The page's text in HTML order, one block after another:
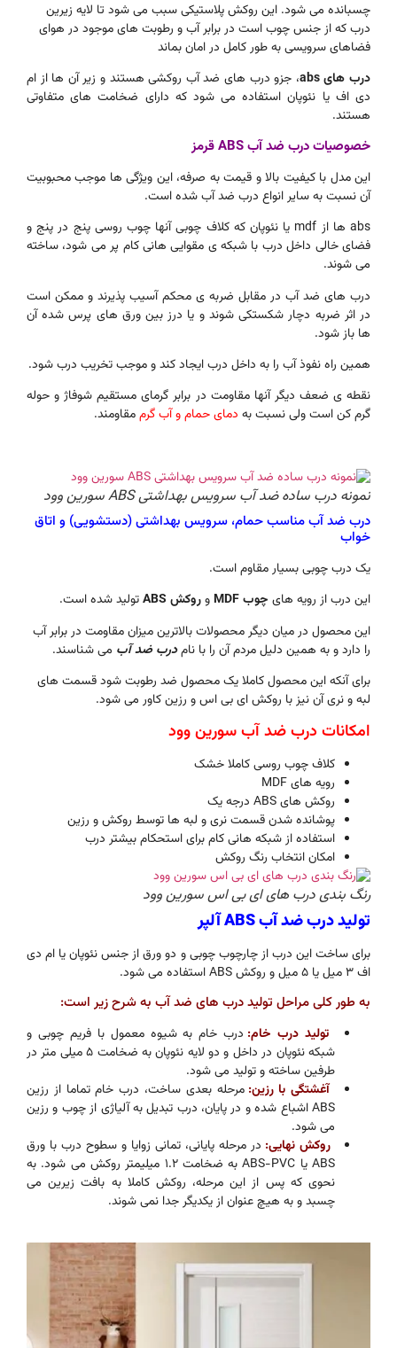
چسبانده می شود. این روکش پلاستیکی سبب می شود تا لایه زیرین
درب که از جنس چوب است در برابر آب و رطوبت های موجود در هوای
فضاهای سرویسی به طور کامل در امان بماند
درب های abs
، جزو درب های ضد آب روکشی هستند و زیر آن ها از ام
دی اف یا نئوپان استفاده می شود که دارای ضخامت های متفاوتی
هستند.
خصوصیات درب ضد آب ABS قرمز
این مدل با کیفیت بالا و قیمت به صرفه، این ویژگی ها موجب محبوبیت
آن نسبت به سایر انواع درب ضد آب شده است.
abs ها از mdf یا نئوپان که کلاف چوبی آنها چوب روسی پنج در پنج و
فضای خالی داخل درب با شبکه ی مقوایی هانی کام پر می شود، ساخته
می شوند.
درب های ضد آب در مقابل ضربه ی محکم آسیب پذیرند و ممکن است
در اثر ضربه دچار شکستکی شوند و یا درز بین ورق های پرس شده آن
ها باز شود.
همین راه نفوذ آب را به داخل درب ایجاد کند و موجب تخریب درب شود.
نقطه ی ضعف دیگر آنها مقاومت در برابر گرمای مستقیم شوفاژ و حوله
گرم کن است ولی نسبت به دمای حمام و آب گرممقاومند.
نمونه درب ساده ضد آب سرویس بهداشتی ABS سورین وود
درب ضد آب مناسب حمام، سرویس بهداشتی (دستشویی) و اتاق
خواب
یک درب چوبی بسیار مقاوم است.
این درب از رویه های چوب MDF وروکش ABS
تولید شده است.
این محصول در میان دیگر محصولات بالاترین میزان مقاومت در برابر آب
را دارد و به همین دلیل مردم آن را با نامدرب ضد آب می شناسند.
برای آنکه این محصول کاملا یک محصول ضد رطوبت شود قسمت های
لبه و نری آن نیز با روکش ای بی اس و رزین کاور می شود.
امکانات درب ضد آب سورین وود
کلاف چوب روسی کاملا خشک
رویه های MDF
روکش های ABS درجه یک
پوشانده شدن قسمت نری و لبه ها توسط روکش و رزین
استفاده از شبکه هانی کام برای استحکام بیشتر درب
امکان انتخاب رنگ روکش
رنگ بندی درب های ای بی اس سورین وود
تولید درب ضد آب ABS آلپر
برای ساخت این درب از چارچوب چوبی و دو ورق از جنس نئوپان یا ام دی
اف ۳ میل یا ۵ میل و روکش ABS استفاده می شود.
به طور کلی مراحل تولید درب های ضد آب به شرح زیر است:
تولید درب خام: درب خام به شیوه معمول با فریم چوبی و
شبکه نئوپان در داخل و دو لایه نئوپان به ضخامت ۵ میلی متر در
طرفین ساخته و تولید می شود.
آغشتگی با رزین: مرحله بعدی ساخت، درب خام تماما از رزین
ABS اشباع شده و در پایان، درب تبدیل به آلیاژی از چوب و رزین
می شود.
روکش نهایی: در مرحله پایانی، تمانی زوایا و سطوح درب با ورق
ABS یا ABS-PVC به ضخامت ۱.۲ میلیمتر روکش می شود. به
نحوی که پس از این مرحله، روکش کاملا به بافت زیرین می
چسبد و به هیچ عنوان از یکدیگر جدا نمی شوند.